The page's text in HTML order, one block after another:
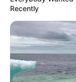
+Proposta prevê
ACE.
Recently